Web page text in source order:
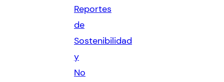
Reportes
de
Sostenibilidad
y
No